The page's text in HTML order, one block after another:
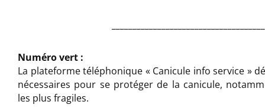
Numéro vert :
La plateforme téléphonique « Canicule info service »
nécessaires pour se protéger de la canicule,
les plus fragiles.